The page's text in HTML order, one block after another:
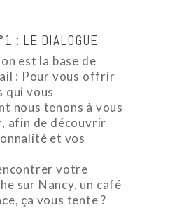
: LE DIALOGUE
est la base de
: Pour vous offrir
qui vous
nous tenons à vous
afin de découvrir
et vos
votre
sur Nancy, un café
ça vous tente ?